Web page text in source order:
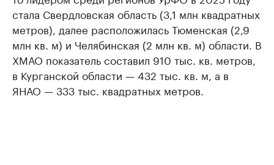
стала Свердловская область (3,1 млн квадратных
метров), далее расположилась Тюменская (2,9
млн кв. м) и Челябинская (2 млн кв. м) области. В
ХМАО показатель составил 910 тыс. кв. метров,
в Курганской области — 432 тыс. кв. м, а в
ЯНАО — 333 тыс. квадратных метров.